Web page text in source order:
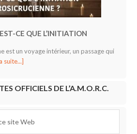
CE QUE L’INITIATION
est un voyage intérieur, un passage qui
suite...]
OFFICIELS DE L’A.M.O.R.C.